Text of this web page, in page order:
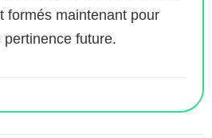
formés maintenant pour
pertinence future.